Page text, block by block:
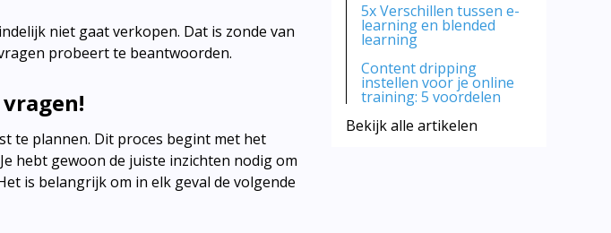
5x Verschillen tussen e-
learning en blended
learning
Content dripping
instellen voor je online
training: 5 voordelen
Bekijk alle artikelen
niet gaat verkopen. Dat is zonde van
probeert te beantwoorden.
te plannen. Dit proces begint met het
hebt gewoon de juiste inzichten nodig om
is belangrijk om in elk geval de volgende